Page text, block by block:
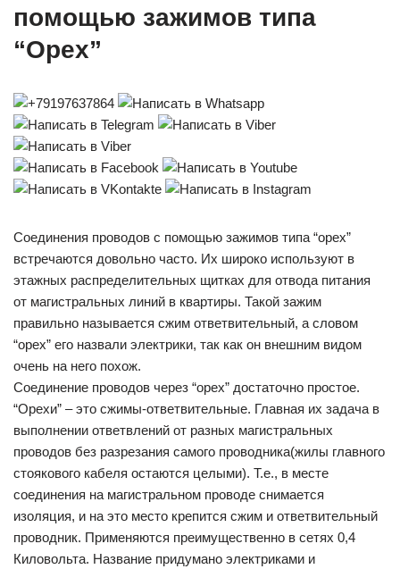
помощью зажимов типа
“Орех”
Соединения проводов с помощью зажимов типа “орех”
встречаются довольно часто. Их широко используют в
этажных распределительных щитках для отвода питания
от магистральных линий в квартиры. Такой зажим
правильно называется сжим ответвительный, а словом
“орех” его назвали электрики, так как он внешним видом
очень на него похож.
Соединение проводов через “орех” достаточно простое.
“Орехи” – это сжимы-ответвительные. Главная их задача в
выполнении ответвлений от разных магистральных
проводов без разрезания самого проводника(жилы главного
стоякового кабеля остаются целыми). Т.е., в месте
соединения на магистральном проводе снимается
изоляция, и на это место крепится сжим и ответвительный
проводник. Применяются преимущественно в сетях 0,4
Киловольта. Название придумано электриками и